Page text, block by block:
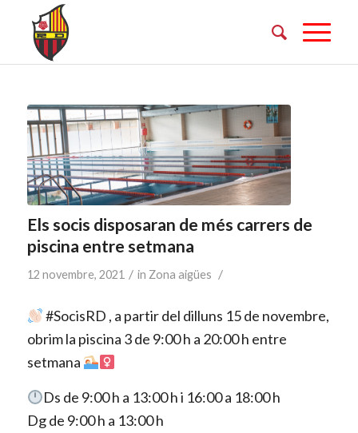
Els socis disposaran de més carrers de
piscina entre setmana
12 novembre, 2021 / in Zona aigües /
#SocisRD , a partir del dilluns 15 de novembre,
obrim la piscina 3 de 9:00 h a 20:00 h entre
setmana
Ds de 9:00 h a 13:00 h i 16:00 a 18:00 h
Dg de 9:00 h a 13:00 h